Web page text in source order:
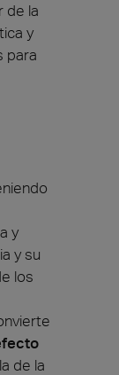
de la
y
para
y
y su
los
de la